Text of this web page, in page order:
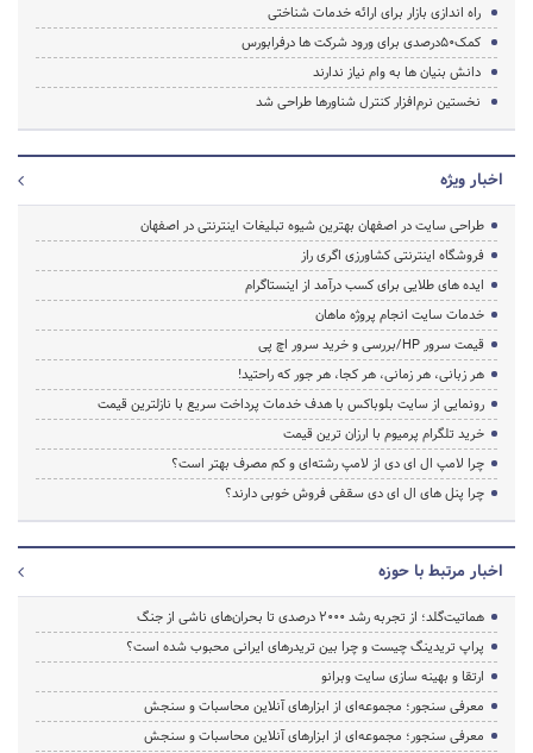
راه اندازی بازار برای ارائه خدمات شناختی
کمک۵۰درصدی برای ورود شرکت ها درفرابورس
دانش بنیان ها به وام نیاز ندارند
نخستین نرم‌افزار کنترل شناورها طراحی شد
اخبار ویژه
طراحی سایت در اصفهان بهترین شیوه تبلیغات اینترنتی در اصفهان
فروشگاه اینترنتی کشاورزی اگری راز
ایده های طلایی برای کسب درآمد از اینستاگرام
خدمات سایت انجام پروژه ماهان
قیمت سرور HP/بررسی و خرید سرور اچ پی
هر زبانی، هر زمانی، هر کجا، هر جور که راحتید!
رونمایی از سایت بلوباکس با هدف خدمات پرداخت سریع با نازلترین قیمت
خرید تلگرام پرمیوم با ارزان ترین قیمت
چرا لامپ ال ای دی از لامپ رشته‌ای و کم مصرف بهتر است؟
چرا پنل های ال ای دی سقفی فروش خوبی دارند؟
اخبار مرتبط با حوزه
هماتیت‌گلد؛ از تجربه رشد ۲۰۰۰ درصدی تا بحران‌های ناشی از جنگ
پراپ تریدینگ چیست و چرا بین تریدرهای ایرانی محبوب شده است؟
ارتقا و بهینه سازی سایت وبرانو
معرفی سنجور؛ مجموعه‌ای از ابزارهای آنلاین محاسبات و سنجش
معرفی سنجور؛ مجموعه‌ای از ابزارهای آنلاین محاسبات و سنجش